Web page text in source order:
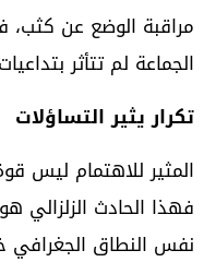
مراقبة الوضع عن كثب،
الجماعة لم تتأثر
تكرار يثير التساؤلات
المثير للاهتمام ليس
فهذا الحادث الزلزالي
نفس النطاق الجغرافي